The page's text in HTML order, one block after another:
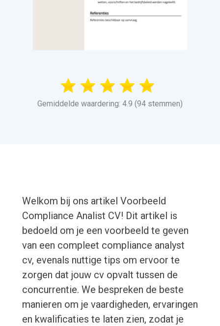
Gemiddelde waardering: 4.9 (94 stemmen)
Welkom bij ons artikel Voorbeeld
Compliance Analist CV! Dit artikel is
bedoeld om je een voorbeeld te geven
van een compleet compliance analyst
cv, evenals nuttige tips om ervoor te
zorgen dat jouw cv opvalt tussen de
concurrentie. We bespreken de beste
manieren om je vaardigheden, ervaringen
en kwalificaties te laten zien, zodat je